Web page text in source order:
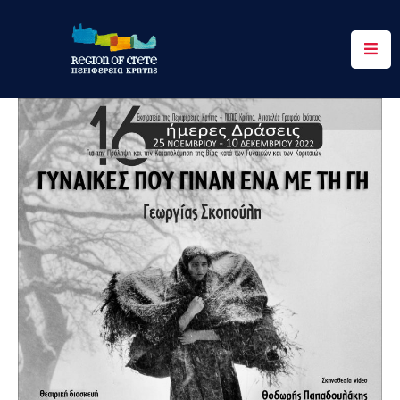
Περιφέρεια
Ενημέρωση
Έργα
&
Δράσεις
Ψηφιακές
Υπηρεσίες
Επικοινωνία